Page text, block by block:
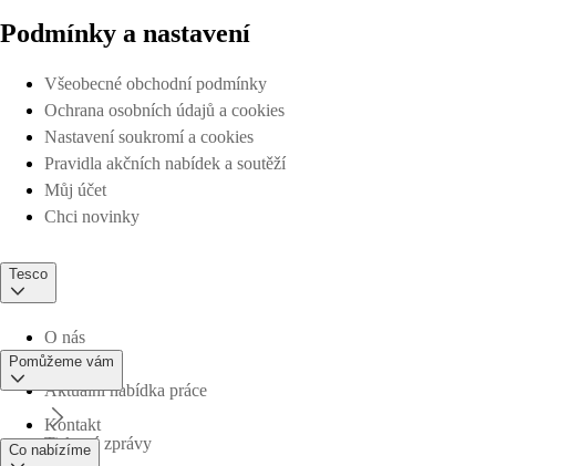
Podmínky a nastavení
Všeobecné obchodní podmínky
Ochrana osobních údajů a cookies
Nastavení soukromí a cookies
Pravidla akčních nabídek a soutěží
Můj účet
Chci novinky
Tesco
O nás
Aktuální nabídka práce
Tiskové zprávy
Pomůžeme vám
Kontakt
Co nabízíme